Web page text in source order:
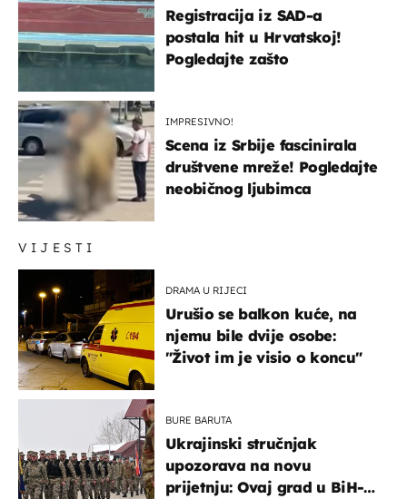
VIJESTI
DRAMA U RIJECI
Urušio se balkon kuće, na
njemu bile dvije osobe:
"Život im je visio o koncu"
BURE BARUTA
Ukrajinski stručnjak
upozorava na novu
prijetnju: Ovaj grad u BiH-u
Registracija iz SAD-a
postala hit u Hrvatskoj!
Pogledajte zašto
IMPRESIVNO!
Scena iz Srbije fascinirala
društvene mreže! Pogledajte
neobičnog ljubimca